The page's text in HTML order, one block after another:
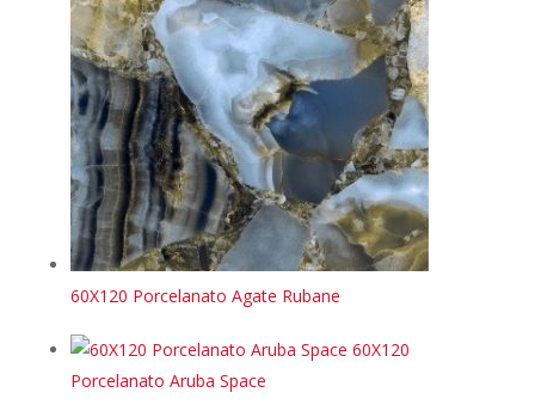
60X120 Porcelanato Agate Rubane
60X120
Porcelanato Aruba Space